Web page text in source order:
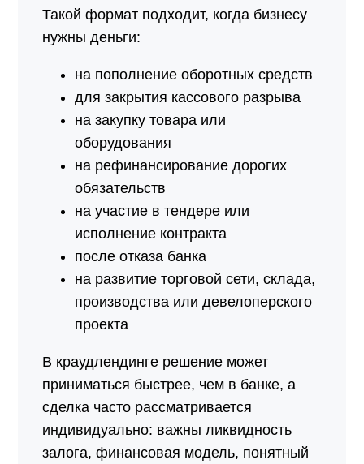
Такой формат подходит, когда бизнесу
нужны деньги:
на пополнение оборотных средств
для закрытия кассового разрыва
на закупку товара или
оборудования
на рефинансирование дорогих
обязательств
на участие в тендере или
исполнение контракта
после отказа банка
на развитие торговой сети, склада,
производства или девелоперского
проекта
В краудлендинге решение может
приниматься быстрее, чем в банке, а
сделка часто рассматривается
индивидуально: важны ликвидность
залога, финансовая модель, понятный